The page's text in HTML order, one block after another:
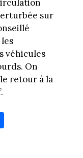
sur
véhicules
On
retour à la
Pa